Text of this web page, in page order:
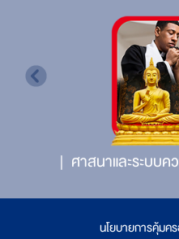
ศาสนาและระบบค
นโยบายการคุ้มค